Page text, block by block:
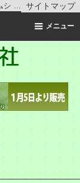
鳴き声視聴コーナー ｜鳴く虫研究社 | スズムシ マツムシ キリギリス 通販 サイトマップ
メニュー